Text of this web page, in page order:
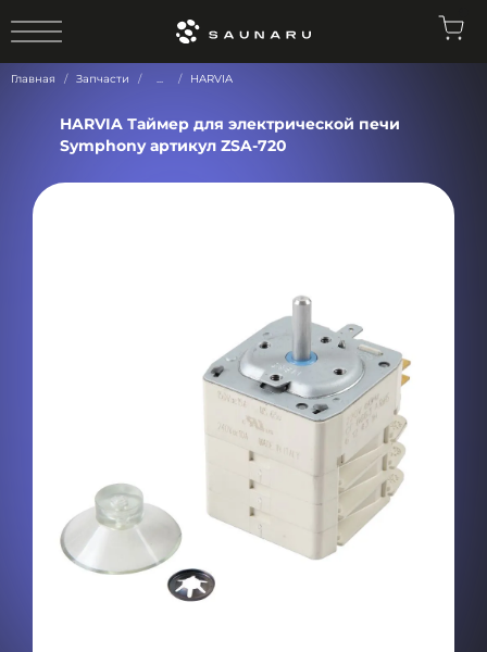
Главная Запчасти ... HARVIA
HARVIA Таймер для электрической печи
Symphony артикул ZSA-720